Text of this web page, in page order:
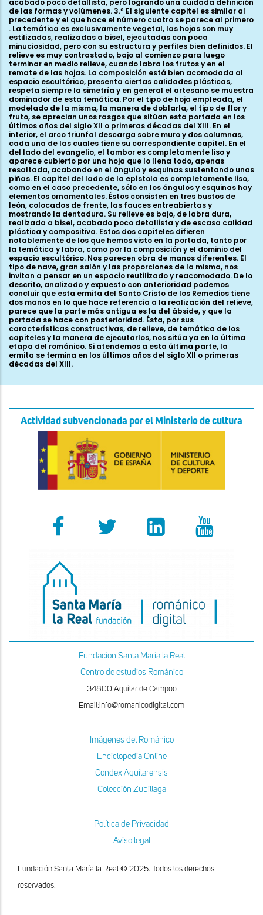
acabado poco detallista, pero logrando una cuidada definición
de las formas y volúmenes. 3.º El siguiente capitel es similar al
precedente y el que hace el número cuatro se parece al primero
. La temática es exclusivamente vegetal, las hojas son muy
estilizadas, realizadas a bisel, ejecutadas con poca
minuciosidad, pero con su estructura y perfiles bien definidos. El
relieve es muy contrastado, bajo al comienzo para luego
terminar en medio relieve, cuando labra los frutos y en el
remate de las hojas. La composición está bien acomodada al
espacio escultórico, presenta ciertas calidades plásticas,
respeta siempre la simetría y en general el artesano se muestra
dominador de esta temática. Por el tipo de hoja empleada, el
modelado de la misma, la manera de doblarla, el tipo de flor y
fruto, se aprecian unos rasgos que sitúan esta portada en los
últimos años del siglo XII o primeras décadas del XIII. En el
interior, el arco triunfal descarga sobre muro y dos columnas,
cada una de las cuales tiene su correspondiente capitel. En el
del lado del evangelio, el tambor es completamente liso y
aparece cubierto por una hoja que lo llena todo, apenas
resaltada, acabando en el ángulo y esquinas sustentando unas
piñas. El capitel del lado de la epístola es completamente liso,
como en el caso precedente, sólo en los ángulos y esquinas hay
elementos ornamentales. Éstos consisten en tres bustos de
león, colocados de frente, las fauces entreabiertas y
mostrando la dentadura. Su relieve es bajo, de labra dura,
realizada a bisel, acabado poco detallista y de escasa calidad
plástica y compositiva. Estos dos capiteles difieren
notablemente de los que hemos visto en la portada, tanto por
la temática y labra, como por la composición y el dominio del
espacio escultórico. Nos parecen obra de manos diferentes. El
tipo de nave, gran salón y las proporciones de la misma, nos
invitan a pensar en un espacio reutilizado y reacomodado. De lo
descrito, analizado y expuesto con anterioridad podemos
concluir que esta ermita del Santo Cristo de los Remedios tiene
dos manos en lo que hace referencia a la realización del relieve,
parece que la parte más antigua es la del ábside, y que la
portada se hace con posterioridad. Ésta, por sus
características constructivas, de relieve, de temática de los
capiteles y la manera de ejecutarlos, nos sitúa ya en la última
etapa del románico. Si atendemos a esta última parte, la
ermita se termina en los últimos años del siglo XII o primeras
décadas del XIII.
Actividad subvencionada por el Ministerio de cultura
Fundacion Santa Maria la Real
Centro de estudios Románico
34800 Aguilar de Campoo
Email:info@romanicodigital.com
Imágenes del Románico
Enciclopedia Online
Condex Aquilarensis
Colección Zubillaga
Política de Privacidad
Aviso legal
Fundación Santa María la Real © 2025. Todos los derechos
reservados.